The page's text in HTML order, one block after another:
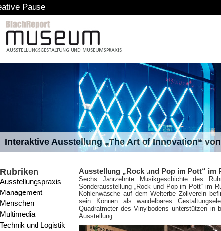
Interaktive Ausstellung „The Art of Innovation“
Rubriken
Ausstellungspraxis
Management
Menschen
Multimedia
Technik und Logistik
Ausstellung „Rock und Pop im Pott“ im
Sechs Jahrzehnte Musikgeschichte des
Sonderausstellung „Rock und Pop im Pott“ im
Kohlenwäsche auf dem Welterbe Zollverein
sein Können als wandelbares
Quadratmeter des Vinylbodens unterstützen in
Ausstellung.